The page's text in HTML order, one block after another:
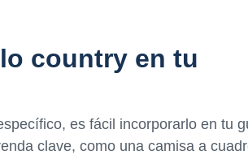
country en tu
es fácil incorporarlo en tu
clave, como una camisa a